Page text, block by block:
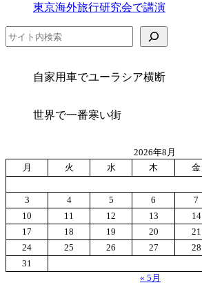
存
東京海外旅行研究会で講演
検索
自家用車でユーラシア横断
世界で一番寒い街
2026年8月
月
火 水 木 金
3
4 5 6 7
10
11 12 13 14
17
18 19 20 21
24
25 26 27 28
31
« 5月